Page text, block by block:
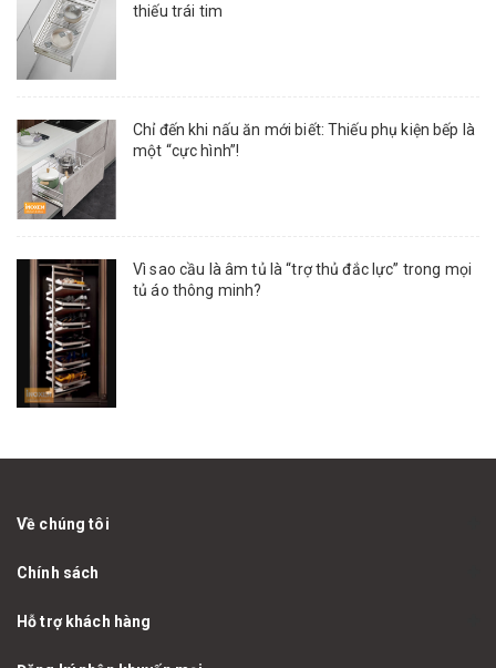
thiếu trái tim
Chỉ đến khi nấu ăn mới biết: Thiếu phụ kiện bếp là
một “cực hình”!
Vì sao cầu là âm tủ là “trợ thủ đắc lực” trong mọi
tủ áo thông minh?
Về chúng tôi
Chính sách
Hỗ trợ khách hàng